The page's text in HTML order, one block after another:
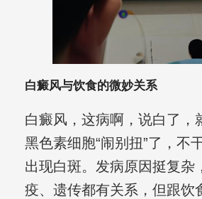
白癜风与饮食的微妙关系
白癜风，这病啊，说白了，
黑色素细胞“闹别扭”了，不
出现白斑。发病原因挺复杂
疫、遗传都有关系，但跟饮